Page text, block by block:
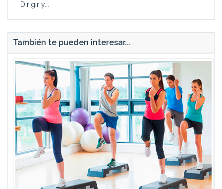
Dirigir y...
También te pueden interesar...